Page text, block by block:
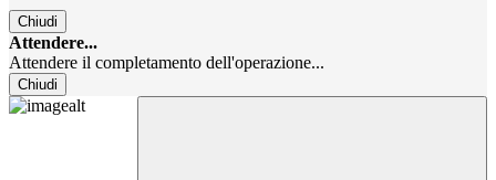
Chiudi
Attendere...
Attendere il completamento dell'operazione...
Chiudi